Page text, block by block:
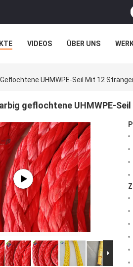
VIDEOS ÜBER UNS
UHMWPE-Seil Mit 12
geflochtene UHMWPE-